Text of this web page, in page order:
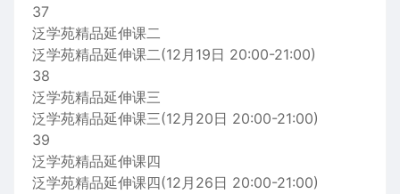
37
泛学苑精品延伸课二
泛学苑精品延伸课二(12月19日 20:00-21:00)
38
泛学苑精品延伸课三
泛学苑精品延伸课三(12月20日 20:00-21:00)
39
泛学苑精品延伸课四
泛学苑精品延伸课四(12月26日 20:00-21:00)